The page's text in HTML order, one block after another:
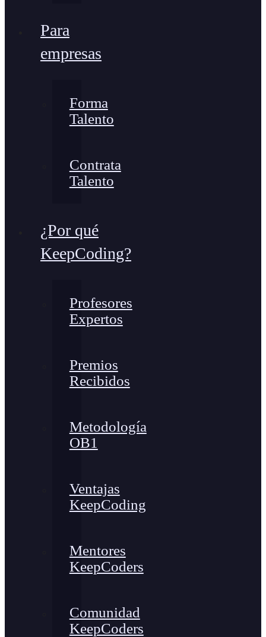
Para
empresas
Forma
Talento
Contrata
Talento
¿Por qué
KeepCoding?
Profesores
Expertos
Premios
Recibidos
Metodología
OB1
Ventajas
KeepCoding
Mentores
KeepCoders
Comunidad
KeepCoders